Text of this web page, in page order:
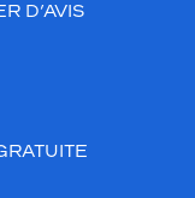
D’AVIS